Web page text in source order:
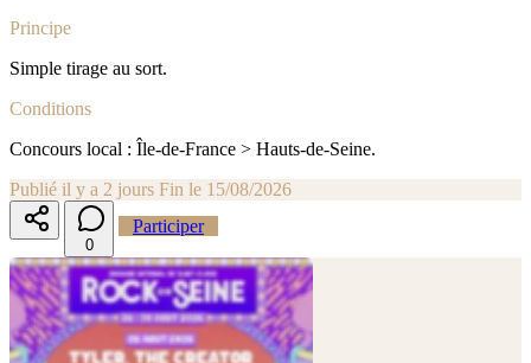
Principe
Simple tirage au sort.
Conditions
Concours local : Île-de-France > Hauts-de-Seine.
Publié il y a 2 jours Fin le 15/08/2026
0
Participer